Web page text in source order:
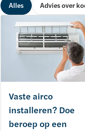
Alles Advies over
Vaste airco
installeren? Doe
beroep op een